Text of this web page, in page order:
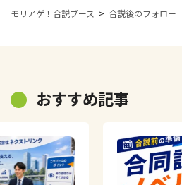
モリアゲ！合説ブース 合説後のフォロー
おすすめ記事